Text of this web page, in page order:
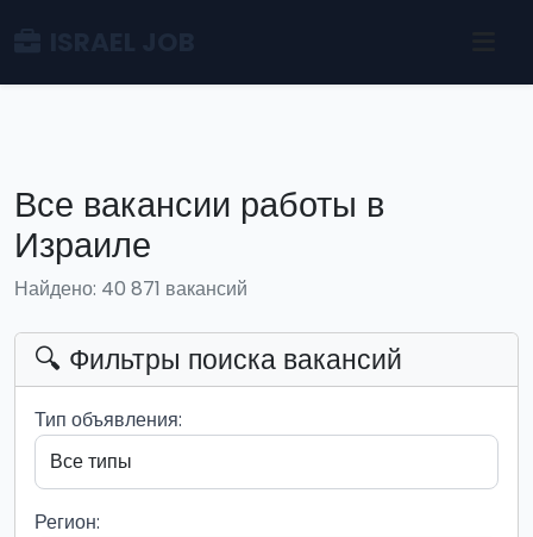
Все вакансии работы в
Израиле
Найдено: 40 871 вакансий
🔍 Фильтры поиска вакансий
Тип объявления:
Регион: